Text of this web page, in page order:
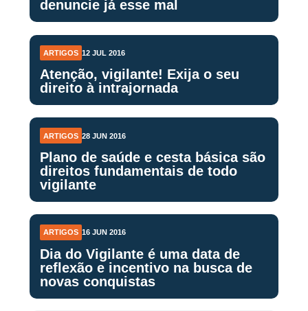
denuncie já esse mal
ARTIGOS 12 JUL 2016
Atenção, vigilante! Exija o seu
direito à intrajornada
ARTIGOS 28 JUN 2016
Plano de saúde e cesta básica são
direitos fundamentais de todo
vigilante
ARTIGOS 16 JUN 2016
Dia do Vigilante é uma data de
reflexão e incentivo na busca de
novas conquistas